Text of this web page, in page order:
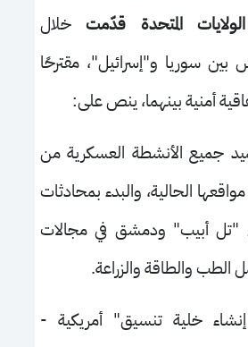
المتحدة قدّمتخلال
بين سوريا و"إسرائيل"، مقترحًا
أمنية بينهما، ينص على:
جميع الأنشطة العسكرية من
الحالية، والبدء بمحادثات
"تل أبيب" ودمشق في مجالات
الطب والطاقة والزراعة.
إنشاء خلية تنسيق" أمريكية -